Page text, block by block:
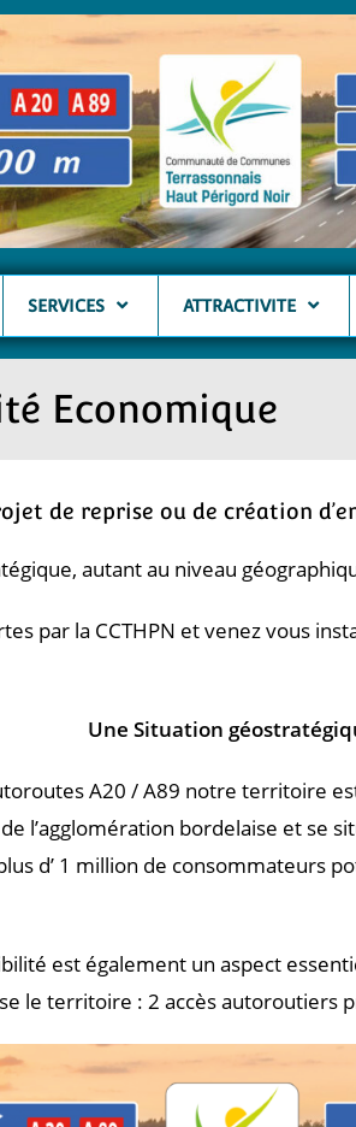
SERVICES ATTRACTIVITE
Economique
de reprise ou de création
autant au niveau
par la CCTHPN et venez vous
Une Situation
A20 / A89 notre territoire
l’agglomération borde­laise et se
d’ 1 million de consommateurs
est également un aspect
le territoire : 2 accès autoroutiers